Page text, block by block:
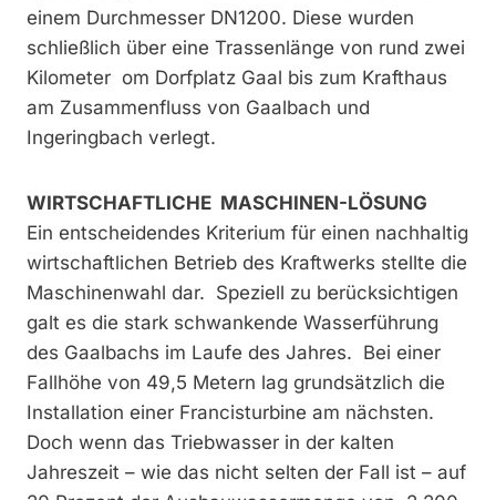
einem Durchmesser DN1200. Diese wurden
schließlich über eine Trassenlänge von rund zwei
Kilometer om Dorfplatz Gaal bis zum Krafthaus
am Zusammenfluss von Gaalbach und
Ingeringbach verlegt.
WIRTSCHAFTLICHE MASCHINEN-LÖSUNG
Ein entscheidendes Kriterium für einen nachhaltig
wirtschaftlichen Betrieb des Kraftwerks stellte die
Maschinenwahl dar. Speziell zu berücksichtigen
galt es die stark schwankende Wasserführung
des Gaalbachs im Laufe des Jahres. Bei einer
Fallhöhe von 49,5 Metern lag grundsätzlich die
Installation einer Francisturbine am nächsten.
Doch wenn das Triebwasser in der kalten
Jahreszeit – wie das nicht selten der Fall ist – auf